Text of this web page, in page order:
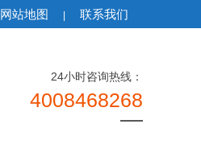
网站地图 联系我们
24小时咨询热线：
4008468268